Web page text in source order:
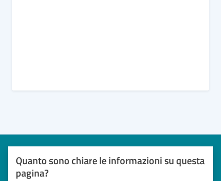
Quanto sono chiare le informazioni su questa
pagina?